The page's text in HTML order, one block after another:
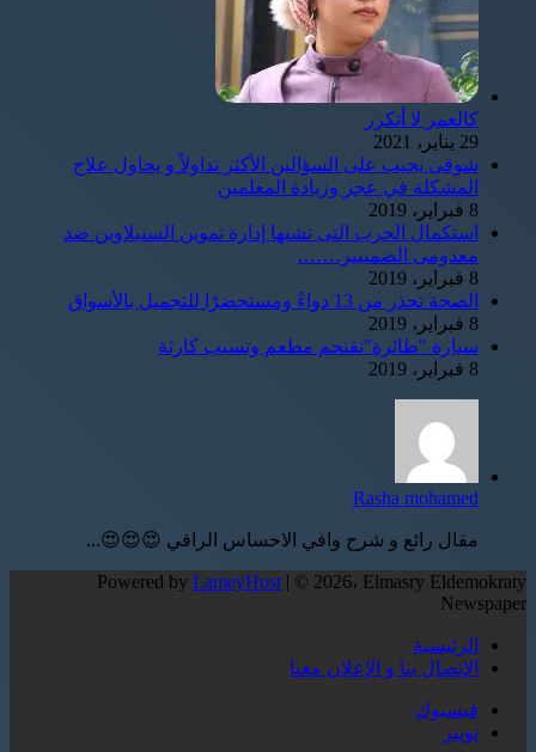
كالعمر لا أتكرر
29 يناير، 2021
شوقى يجيب على السؤالين الأكثر تداولاً و يحاول علاج
المشكلة في عجز وزيادة المعلمين
8 فبراير، 2019
استكمال الحرب التى تشنها إدارة تموين السنبلاوين ضد
معدومى الضمييير…….
8 فبراير، 2019
الصحة تحذر من 13 دواءً ومستحضرًا للتجميل بالأسواق
8 فبراير، 2019
سيارة "طائرة"تقتحم مطعم وتسبب كارثة
8 فبراير، 2019
Rasha mohamed
مقال رائع و شرح وافي الاحساس الراقي 😍😍😍...
Powered by LameyHost | © 2026، Elmasry Eldemokraty
Newspaper
الرئيسية
الإتصال بنا و الإعلان معنا
فيسبوك
تويتر